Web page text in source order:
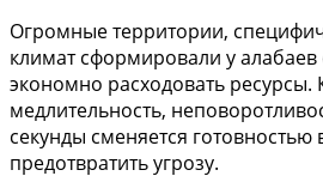
Огромные территории,
климат сформировали у алабаев
экономно расходовать ресурсы.
медлительность,
секунды сменяется готовностью
предотвратить угрозу.